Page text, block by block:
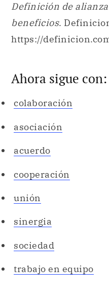
Definición de
beneficios.
https://
Ahora sigue con:
colaboración
asociación
acuerdo
cooperación
unión
sinergia
sociedad
trabajo en equipo